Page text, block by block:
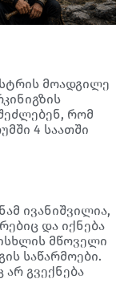
მოადგილე
რომ
4 საათში
ივანიშვილია,
და იქნება
მწოველი
საწარმოები.
არ გვექნება